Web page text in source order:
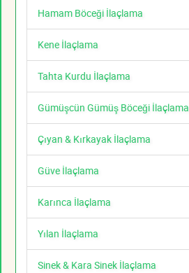
Hamam Böceği İlaçlama
Kene İlaçlama
Tahta Kurdu İlaçlama
Gümüşcün Gümüş Böceği İlaçlama
Çıyan & Kırkayak İlaçlama
Güve İlaçlama
Karınca İlaçlama
Yılan İlaçlama
Sinek & Kara Sinek İlaçlama